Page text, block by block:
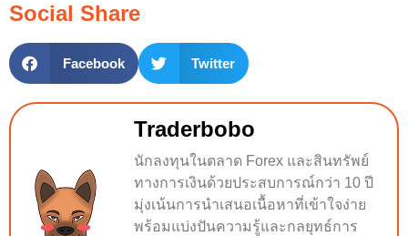
Social Share
Facebook Twitter
Traderbobo
นักลงทุนในตลาด Forex และสินทรัพย์
ทางการเงินด้วยประสบการณ์กว่า 10 ปี
มุ่งเน้นการนำเสนอเนื้อหาที่เข้าใจง่าย
พร้อมแบ่งปันความรู้และกลยุทธ์การ